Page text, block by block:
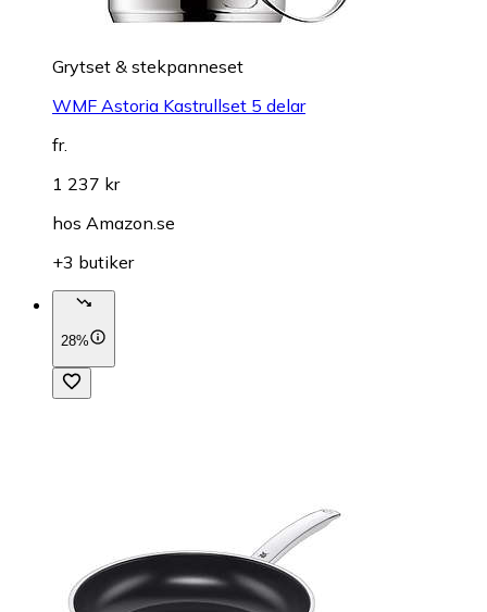
Grytset & stekpanneset
WMF Astoria Kastrullset 5 delar
fr.
1 237 kr
hos Amazon.se
+3 butiker
28%